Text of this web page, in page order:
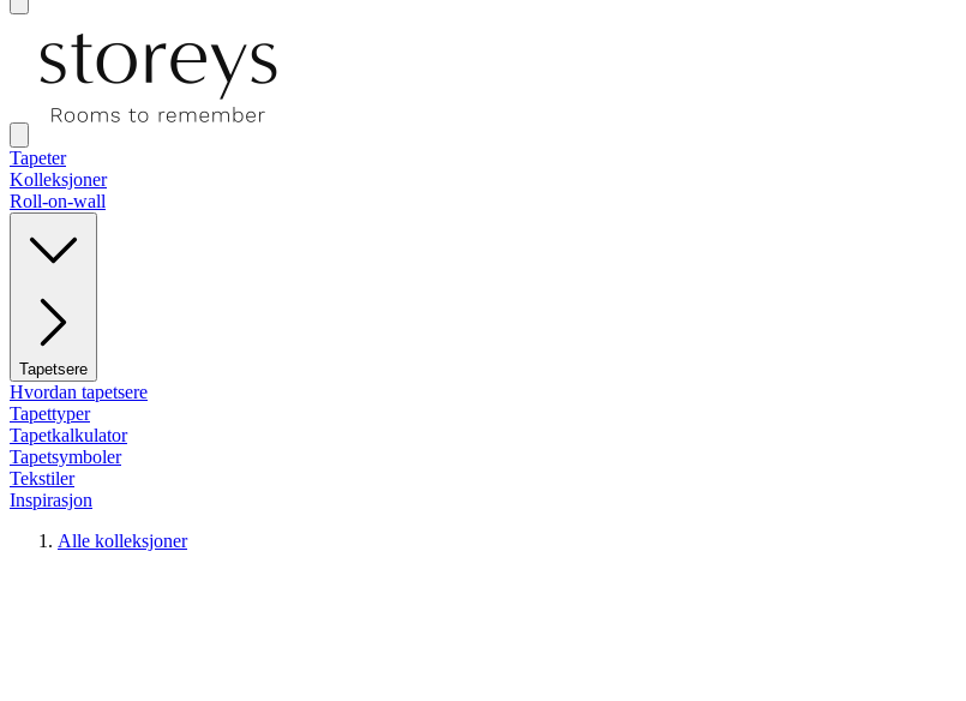
Tapeter
Kolleksjoner
Roll-on-wall
Tapetsere
Hvordan tapetsere
Tapettyper
Tapetkalkulator
Tapetsymboler
Tekstiler
Inspirasjon
Alle kolleksjoner